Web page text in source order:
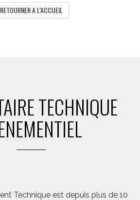
RETOURNER A L'ACCUEIL
TECHNIQUE
Technique est depuis plus de 10